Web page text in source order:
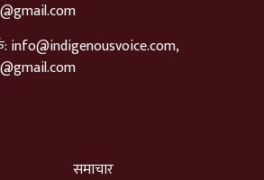
info@indigenousvoice.com,
समाचार